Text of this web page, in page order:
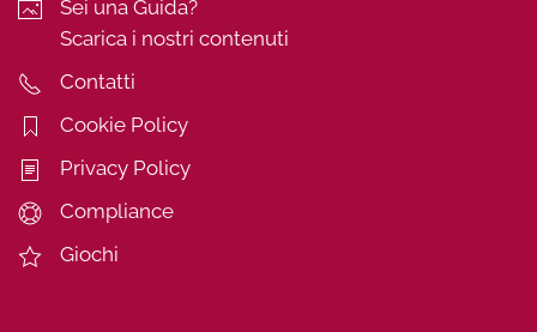
Sei una Guida?
Scarica i nostri contenuti
Contatti
Cookie Policy
Privacy Policy
Compliance
Giochi